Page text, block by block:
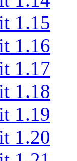
1.15
1.16
1.17
1.18
1.19
1.20